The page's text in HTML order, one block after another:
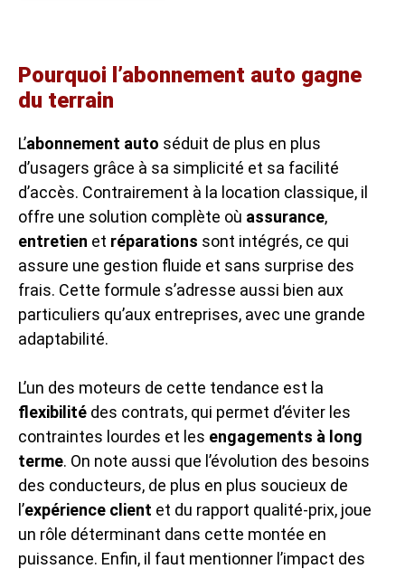
Pourquoi l’abonnement auto gagne
du terrain
L’abonnement auto séduit de plus en plus
d’usagers grâce à sa simplicité et sa facilité
d’accès. Contrairement à la location classique, il
offre une solution complète où assurance,
entretien et réparations sont intégrés, ce qui
assure une gestion fluide et sans surprise des
frais. Cette formule s’adresse aussi bien aux
particuliers qu’aux entreprises, avec une grande
adaptabilité.
L’un des moteurs de cette tendance est la
flexibilité des contrats, qui permet d’éviter les
contraintes lourdes et les engagements à long
terme. On note aussi que l’évolution des besoins
des conducteurs, de plus en plus soucieux de
l’expérience client et du rapport qualité-prix, joue
un rôle déterminant dans cette montée en
puissance. Enfin, il faut mentionner l’impact des